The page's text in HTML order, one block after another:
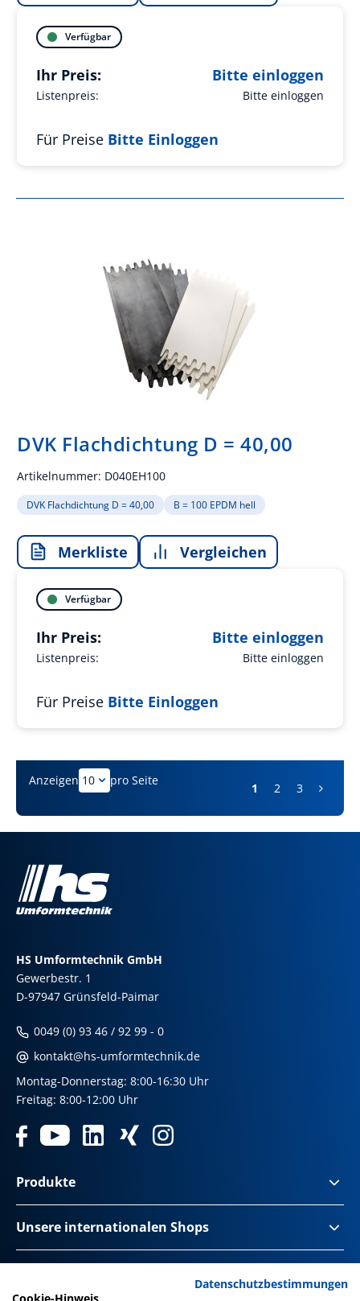
Verfügbar
Listenpreis: Bitte einloggen
Ihr Preis: Bitte einloggen
Für Preise Bitte Einloggen
DVK Flachdichtung D = 40,00
Artikelnummer: D040EH100
DVK Flachdichtung D = 40,00 B = 100 EPDM hell
Merkliste Vergleichen
Verfügbar
Listenpreis: Bitte einloggen
Ihr Preis: Bitte einloggen
Für Preise Bitte Einloggen
Anzeigen pro Seite 1 2 3
HS Umformtechnik GmbH
Gewerbestr. 1
D-97947 Grünsfeld-Paimar
0049 (0) 93 46 / 92 99 - 0
kontakt@hs-umformtechnik.de
Montag-Donnerstag: 8:00-16:30 Uhr
Freitag: 8:00-12:00 Uhr
Produkte
Unsere internationalen Shops
Datenschutzbestimmungen